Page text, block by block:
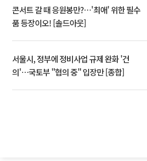
콘서트 갈 때 응원봉만?⋯'최애' 위한 필수
품 등장이오! [솔드아웃]
서울시, 정부에 정비사업 규제 완화 '건
의'⋯국토부 "협의 중" 입장만 [종합]